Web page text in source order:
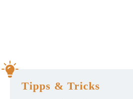
Tipps & Tricks